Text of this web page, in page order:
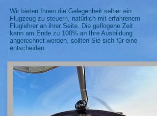
Wir bieten Ihnen die Gelegenheit selber ein
Flugzeug zu steuern, natürlich mit erfahrenem
Fluglehrer an ihrer Seite. Die geflogene Zeit
kann am Ende zu 100% an Ihre Ausbildung
angerechnet werden, sollten Sie sich für eine
entscheiden.